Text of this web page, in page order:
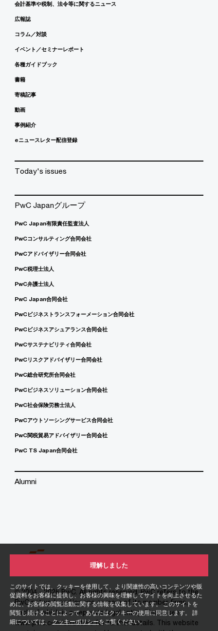
このサイトでは、クッキーを使用して、より関連性の高いコンテンツや販
促資料をお客様に提供し、お客様の興味を理解してサイトを向上させるた
めに、お客様の閲覧活動に関する情報を収集しています。 このサイトを
閲覧し続けることによって、あなたはクッキーの使用に同意します。 詳
細については、クッキーポリシーをご覧ください。
理解しました
会計基準や税制、法令等に関するニュース
広報誌
コラム／対談
イベント／セミナーレポート
各種ガイドブック
書籍
寄稿記事
動画
事例紹介
eニュースレター配信登録
Today's issues
PwC Japanグループ
PwC Japan有限責任監査法人
PwCコンサルティング合同会社
PwCアドバイザリー合同会社
PwC税理士法人
PwC弁護士法人
PwC Japan合同会社
PwCビジネストランスフォーメーション合同会社
PwCビジネスアシュアランス合同会社
PwCサステナビリティ合同会社
PwCリスクアドバイザリー合同会社
PwC総合研究所合同会社
PwCビジネスソリューション合同会社
PwC社会保険労務士法人
PwCアウトソーシングサービス合同会社
PwC関税貿易アドバイザリー合同会社
PwC TS Japan合同会社
Alumni
© 2004 - 2026 PwC. All rights reserved. PwC refers to the
PwC network and/or one or more of its member firms,
each of which is a separate legal entity. Please see
www.pwc.com/structure for further details. This website